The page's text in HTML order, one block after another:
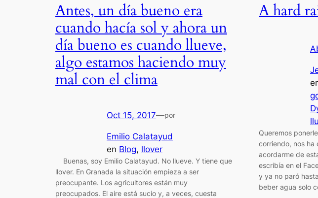
Antes, un día bueno era
cuando hacía sol y ahora un
día bueno es cuando llueve,
algo estamos haciendo muy
mal con el clima
Oct 15, 2017—por
Emilio Calatayud
en Blog, llover
Buenas, soy Emilio Calatayud. No llueve. Y tiene que
llover. En Granada la situación empieza a ser
preocupante. Los agricultores están muy
preocupados. El aire está sucio y, a veces, cuesta
A hard
Queremos
corriendo, nos ha
acordarme de
escribía en el
y ya no paró
beber agua solo